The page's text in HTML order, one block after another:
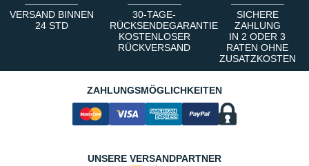
VERSAND BINNEN
24 STD
30-TAGE-
RÜCKSENDEGARANTIE
KOSTENLOSER
RÜCKVERSAND
SICHERE
ZAHLUNG
IN 2 ODER 3
RATEN OHNE
ZUSATZKOSTEN
ZAHLUNGSMÖGLICHKEITEN
UNSERE VERSANDPARTNER